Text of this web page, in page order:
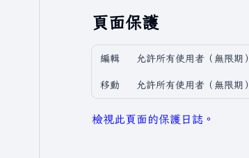
頁面保護
編輯 允許所有使用者​（無限期）
移動 允許所有使用者​（無限期）
檢視此頁面的保護日誌。